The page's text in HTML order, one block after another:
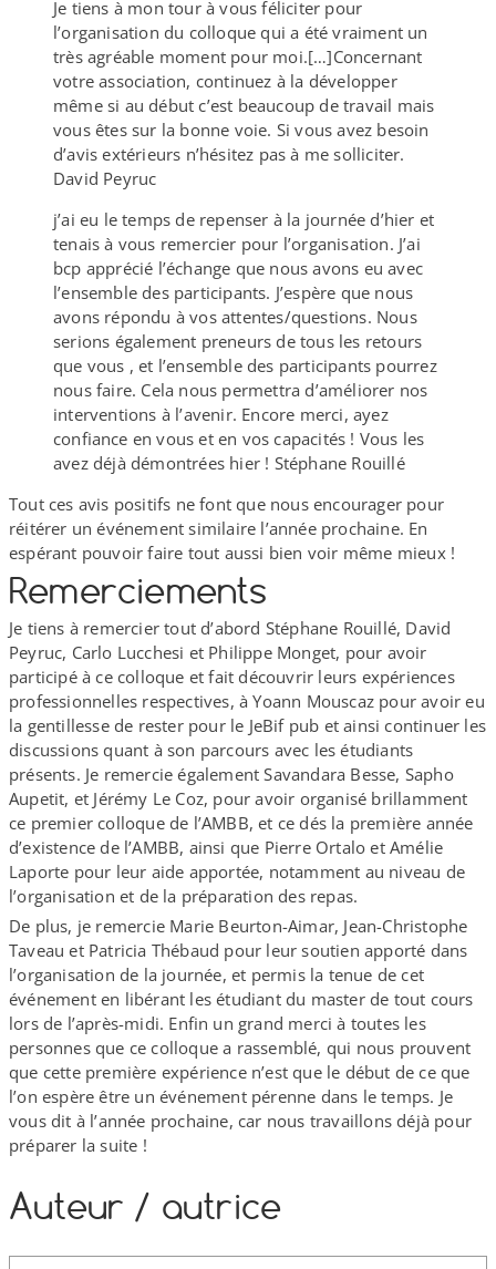
Je tiens à mon tour à vous féliciter pour
l’organisation du colloque qui a été vraiment un
très agréable moment pour moi.[…]Concernant
votre association, continuez à la développer
même si au début c’est beaucoup de travail mais
vous êtes sur la bonne voie. Si vous avez besoin
d’avis extérieurs n’hésitez pas à me solliciter.
David Peyruc
j’ai eu le temps de repenser à la journée d’hier et
tenais à vous remercier pour l’organisation. J’ai
bcp apprécié l’échange que nous avons eu avec
l’ensemble des participants. J’espère que nous
avons répondu à vos attentes/​questions. Nous
serions également preneurs de tous les retours
que vous , et l’ensemble des participants pourrez
nous faire. Cela nous permettra d’améliorer nos
interventions à l’avenir. Encore merci, ayez
confiance en vous et en vos capacités ! Vous les
avez déjà démontrées hier ! Stéphane Rouillé
Tout ces avis positifs ne font que nous encourager pour
réitérer un événement similaire l’année prochaine. En
espérant pouvoir faire tout aussi bien voir même mieux !
Remerciements
Je tiens à remercier tout d’abord Stéphane Rouillé, David
Peyruc, Carlo Lucchesi et Philippe Monget, pour avoir
participé à ce colloque et fait découvrir leurs expériences
professionnelles respectives, à Yoann Mouscaz pour avoir eu
la gentillesse de rester pour le JeBif pub et ainsi continuer les
discussions quant à son parcours avec les étudiants
présents. Je remercie également Savandara Besse, Sapho
Aupetit, et Jérémy Le Coz, pour avoir organisé brillamment
ce premier colloque de l’AMBB, et ce dés la première année
d’existence de l’AMBB, ainsi que Pierre Ortalo et Amélie
Laporte pour leur aide apportée, notamment au niveau de
l’organisation et de la préparation des repas.
De plus, je remercie Marie Beurton-​Aimar, Jean-​Christophe
Taveau et Patricia Thébaud pour leur soutien apporté dans
l’organisation de la journée, et permis la tenue de cet
événement en libérant les étudiant du master de tout cours
lors de l’après-midi. Enfin un grand merci à toutes les
personnes que ce colloque a rassemblé, qui nous prouvent
que cette première expérience n’est que le début de ce que
l’on espère être un événement pérenne dans le temps. Je
vous dit à l’année prochaine, car nous travaillons déjà pour
préparer la suite !
Auteur /​ autrice